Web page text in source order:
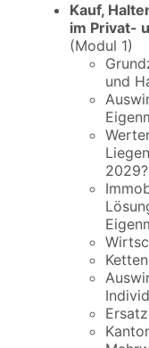
Kauf,
im Privat-
(Modul 1)
und
2029?